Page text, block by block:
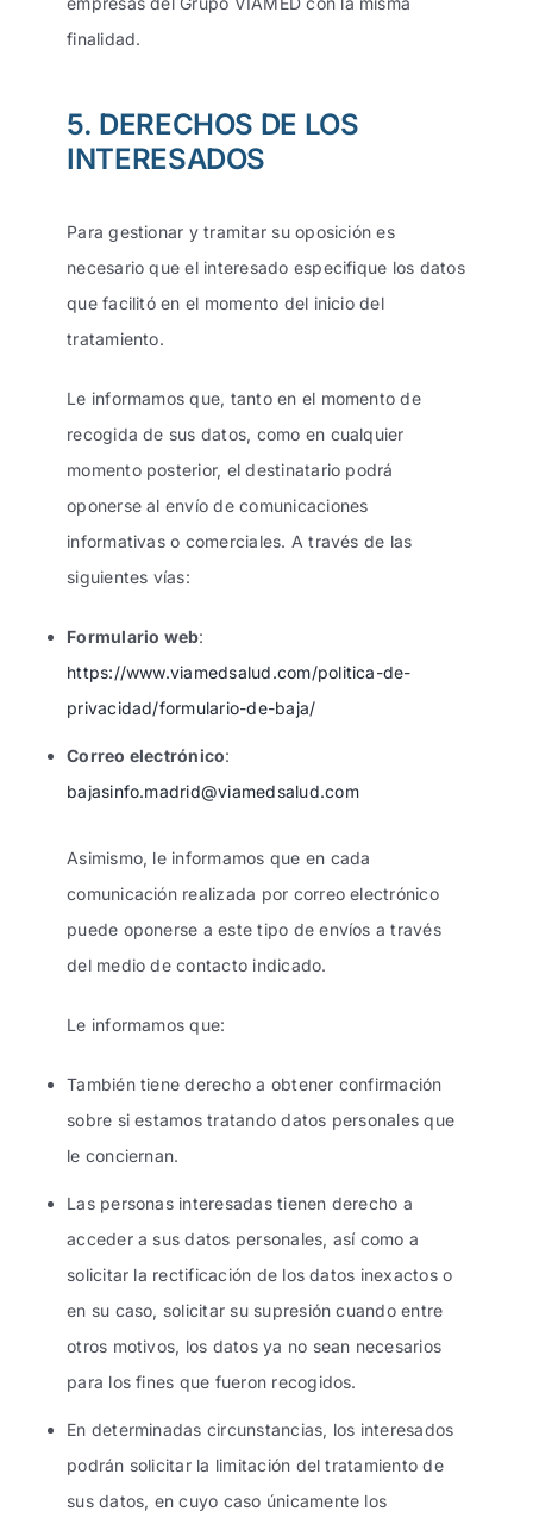
finalidad.
5. DERECHOS DE LOS
INTERESADOS
Para gestionar y tramitar su oposición es
necesario que el interesado especifique los datos
que facilitó en el momento del inicio del
tratamiento.
Le informamos que, tanto en el momento de
recogida de sus datos, como en cualquier
momento posterior, el destinatario podrá
oponerse al envío de comunicaciones
informativas o comerciales. A través de las
siguientes vías:
Formulario web:
https://www.viamedsalud.com/politica-de-
privacidad/formulario-de-baja/
Correo electrónico:
bajasinfo.madrid@viamedsalud.com
Asimismo, le informamos que en cada
comunicación realizada por correo electrónico
puede oponerse a este tipo de envíos a través
del medio de contacto indicado.
Le informamos que:
También tiene derecho a obtener confirmación
sobre si estamos tratando datos personales que
le conciernan.
Las personas interesadas tienen derecho a
acceder a sus datos personales, así como a
solicitar la rectificación de los datos inexactos o
en su caso, solicitar su supresión cuando entre
otros motivos, los datos ya no sean necesarios
para los fines que fueron recogidos.
En determinadas circunstancias, los interesados
podrán solicitar la limitación del tratamiento de
sus datos, en cuyo caso únicamente los